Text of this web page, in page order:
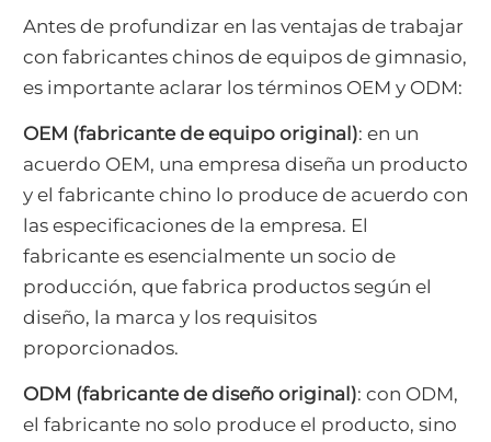
Antes de profundizar en las ventajas de trabajar
con fabricantes chinos de equipos de gimnasio,
es importante aclarar los términos OEM y ODM:
OEM (fabricante de equipo original): en un
acuerdo OEM, una empresa diseña un producto
y el fabricante chino lo produce de acuerdo con
las especificaciones de la empresa. El
fabricante es esencialmente un socio de
producción, que fabrica productos según el
diseño, la marca y los requisitos
proporcionados.
ODM (fabricante de diseño original): con ODM,
el fabricante no solo produce el producto, sino